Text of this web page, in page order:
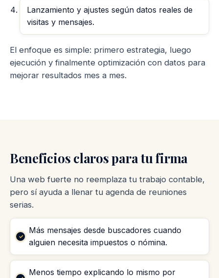
Lanzamiento y ajustes según datos reales de
visitas y mensajes.
El enfoque es simple: primero estrategia, luego
ejecución y finalmente optimización con datos para
mejorar resultados mes a mes.
Beneficios claros para tu firma
Una web fuerte no reemplaza tu trabajo contable,
pero sí ayuda a llenar tu agenda de reuniones
serias.
Más mensajes desde buscadores cuando
alguien necesita impuestos o nómina.
Menos tiempo explicando lo mismo por